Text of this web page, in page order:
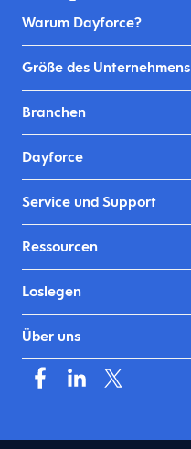
Warum Dayforce?
Größe des Unternehmens
Branchen
Dayforce
Service und Support
Ressourcen
Loslegen
Über uns